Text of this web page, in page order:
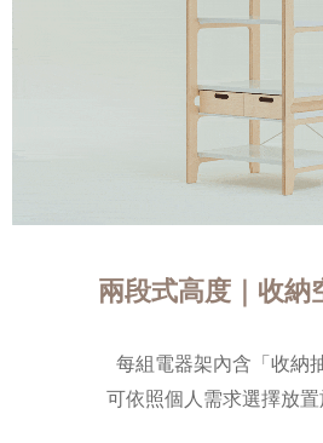
兩段式高度｜收納
每組電器架內含「收納
可依照個人需求選擇放